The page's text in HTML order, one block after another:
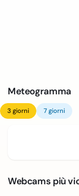
Meteogramma
3 giorni 7 giorni
Webcams più